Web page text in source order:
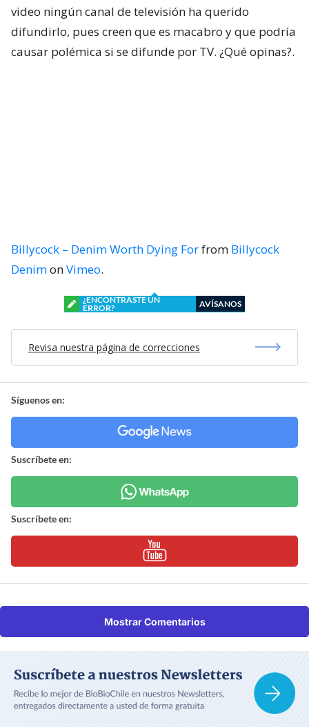
video ningún canal de televisión ha querido
difundirlo, pues creen que es macabro y que podría
causar polémica si se difunde por TV. ¿Qué opinas?.
Billycock – Denim Worth Dying Forfrom Billycock
DenimonVimeo.
¿ENCONTRASTE UN
ERROR?
AVÍSANOS
Revisa nuestra página de correcciones
Síguenos en:
Suscríbete en:
Suscríbete en:
Mostrar Comentarios